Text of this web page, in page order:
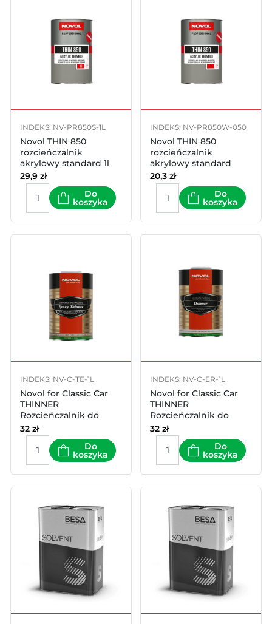
INDEKS: NV-PR850S-1L
Novol THIN 850
rozcieńczalnik
akrylowy standard 1l
29,9 zł
Do
koszyka
INDEKS: NV-PR850W-050
Novol THIN 850
rozcieńczalnik
akrylowy standard
500ml
20,3 zł
Do
koszyka
INDEKS: NV-C-TE-1L
Novol for Classic Car
THINNER
Rozcieńczalnik do
wyrobów
epoksydowych 1l
32 zł
Do
koszyka
INDEKS: NV-C-ER-1L
Novol for Classic Car
THINNER
Rozcieńczalnik do
wyrobów akrylowych i
poliuretanowych 1l
32 zł
Do
koszyka